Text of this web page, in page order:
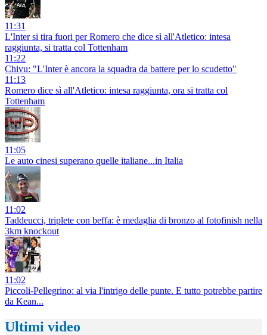
11:31
L'Inter si tira fuori per Romero che dice sì all'Atletico: intesa
raggiunta, si tratta col Tottenham
11:22
Chivu: "L'Inter è ancora la squadra da battere per lo scudetto"
11:13
Romero dice sì all'Atletico: intesa raggiunta, ora si tratta col
Tottenham
11:05
Le auto cinesi superano quelle italiane...in Italia
11:02
Taddeucci, triplete con beffa: è medaglia di bronzo al fotofinish nella
3km knockout
11:02
Piccoli-Pellegrino: al via l'intrigo delle punte. E tutto potrebbe partire
da Kean...
Ultimi video